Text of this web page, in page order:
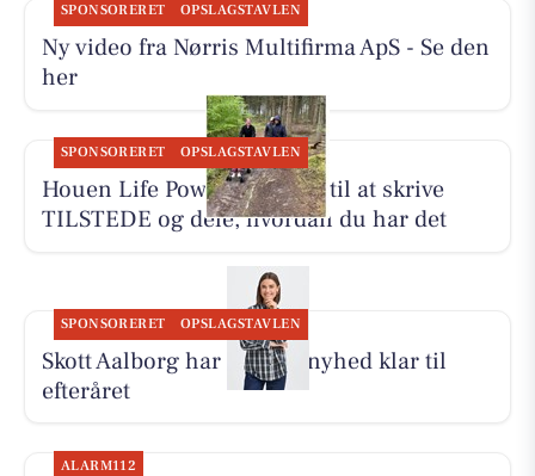
SPONSORERET OPSLAGSTAVLEN
Ny video fra Nørris Multifirma ApS - Se den
her
SPONSORERET OPSLAGSTAVLEN
Houen Life Power inviterer til at skrive
TILSTEDE og dele, hvordan du har det
SPONSORERET OPSLAGSTAVLEN
Skott Aalborg har Fransa-nyhed klar til
efteråret
ALARM112